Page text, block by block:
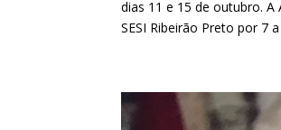
dias 11 e 15 de outubro.
SESI Ribeirão Preto por 7 a